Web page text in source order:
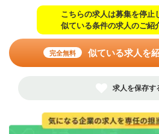
こちらの求人は募集を停止
似ている条件の求人のご紹
完全無料 似ている求人を
求人を保存す